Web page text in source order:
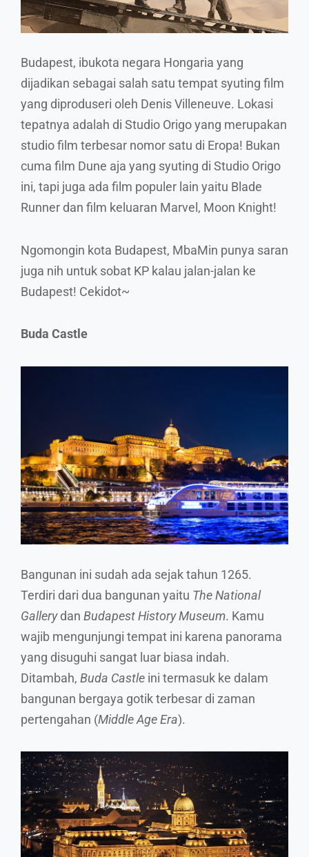
Budapest, ibukota negara Hongaria yang
dijadikan sebagai salah satu tempat syuting film
yang diproduseri oleh Denis Villeneuve. Lokasi
tepatnya adalah di Studio Origo yang merupakan
studio film terbesar nomor satu di Eropa! Bukan
cuma film Dune aja yang syuting di Studio Origo
ini, tapi juga ada film populer lain yaitu Blade
Runner dan film keluaran Marvel, Moon Knight!
Ngomongin kota Budapest, MbaMin punya saran
juga nih untuk sobat KP kalau jalan-jalan ke
Budapest! Cekidot~
Buda Castle
Bangunan ini sudah ada sejak tahun 1265.
Terdiri dari dua bangunan yaitu The National
Gallerydan Budapest History Museum. Kamu
wajib mengunjungi tempat ini karena panorama
yang disuguhi sangat luar biasa indah.
Ditambah, Buda Castle ini termasuk ke dalam
bangunan bergaya gotik terbesar di zaman
pertengahan (Middle Age Era).